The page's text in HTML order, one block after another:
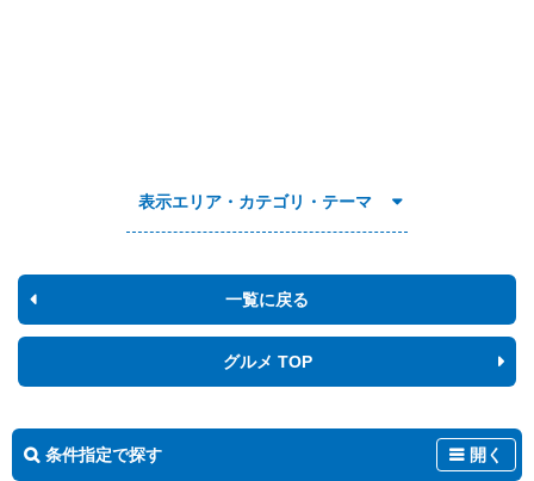
表示エリア・カテゴリ・テーマ
一覧に戻る
グルメ TOP
条件指定で探す 開く